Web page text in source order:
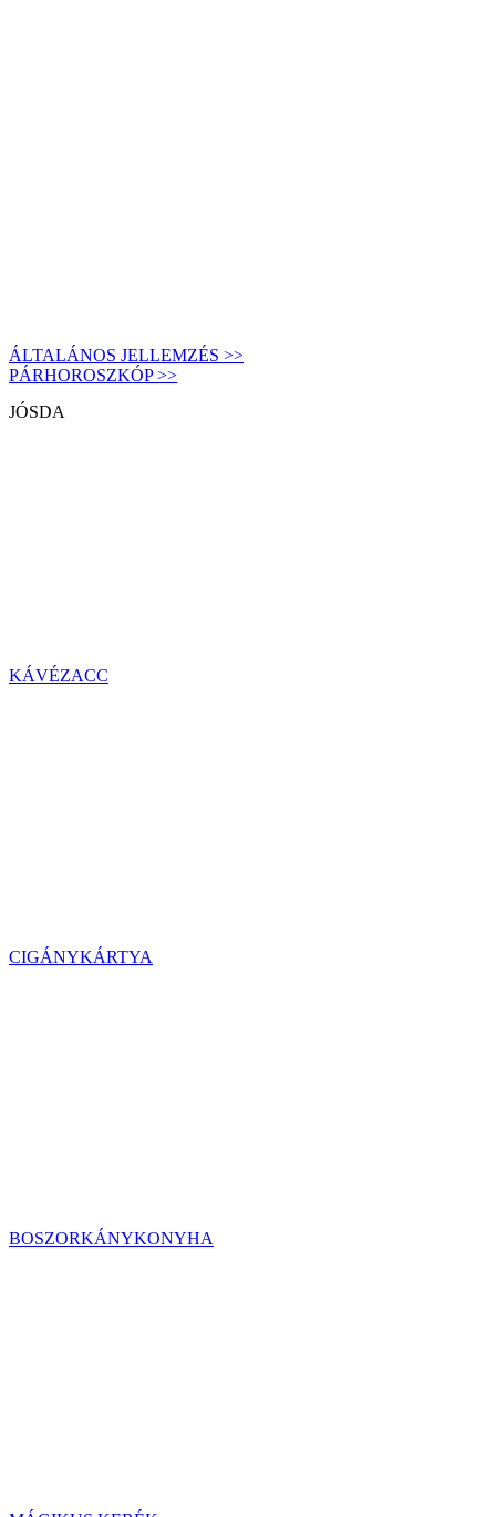
ÁLTALÁNOS JELLEMZÉS >>
PÁRHOROSZKÓP >>
JÓSDA
KÁVÉZACC
CIGÁNYKÁRTYA
BOSZORKÁNYKONYHA